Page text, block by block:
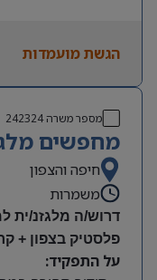
הגשת מועמדות
מספר משרה242324
מחפשים
חיפה והצפון
משמרות
דרוש/ה מלגזנ/ית
פלסטיק בצפון +
על התפקיד: